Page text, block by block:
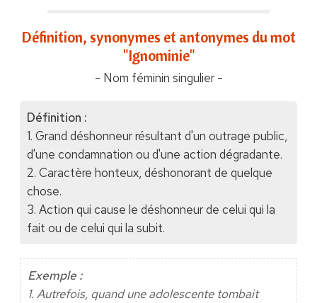
Définition, synonymes et antonymes du mot
"Ignominie"
- Nom féminin singulier -
Définition :
1. Grand déshonneur résultant d'un outrage public,
d'une condamnation ou d'une action dégradante.
2. Caractère honteux, déshonorant de quelque
chose.
3. Action qui cause le déshonneur de celui qui la
fait ou de celui qui la subit.
Exemple :
1. Autrefois, quand une adolescente tombait